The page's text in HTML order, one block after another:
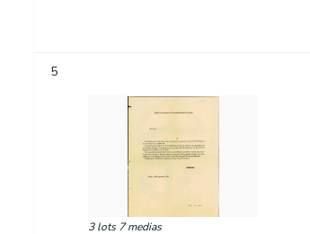
5
3 lots 7 medias